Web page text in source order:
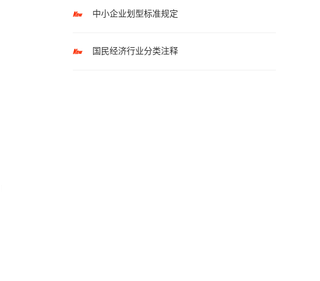
中小企业划型标准规定
国民经济行业分类注释